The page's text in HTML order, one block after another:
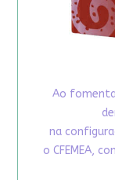
Ao
na
o CFEMEA,